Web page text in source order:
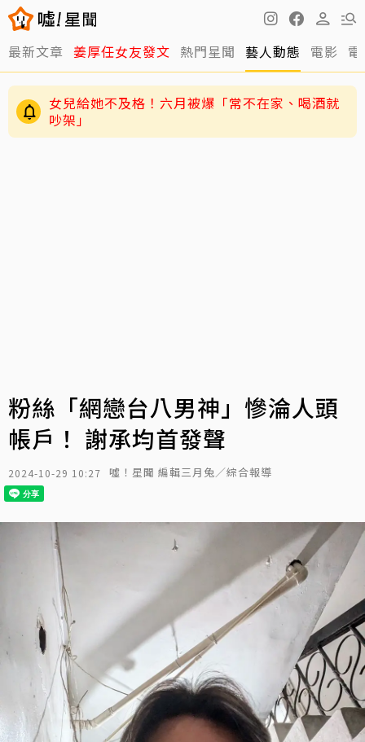
最新文章 姜厚任女友發文 熱門星聞 藝人動態 電影
女兒給她不及格！六月被爆「常不在家、喝酒就
吵架」
粉絲「網戀台八男神」慘淪人頭
帳戶！ 謝承均首發聲
2024-10-29 10:27 噓！星聞 編輯三月兔／綜合報導